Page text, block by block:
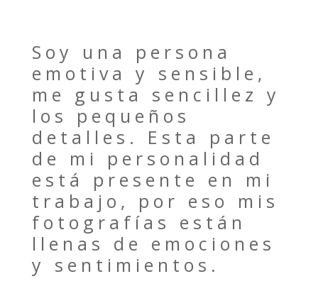
Soy una persona
emotiva y sensible,
me gusta sencillez y
los pequeños
detalles. Esta parte
de mi personalidad
está presente en mi
trabajo, por eso mis
fotografías están
llenas de emociones
y sentimientos.